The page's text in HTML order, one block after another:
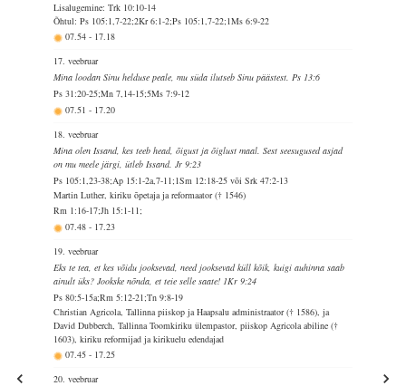
Lisalugemine: Trk 10:10-14
Õhtul: Ps 105:1,7-22;2Kr 6:1-2;Ps 105:1,7-22;1Ms 6:9-22
07.54- 17.18
17. veebruar
Mina loodan Sinu helduse peale, mu süda ilutseb Sinu päästest. Ps 13:6
Ps 31:20-25;Mn 7,14-15;5Ms 7:9-12
07.51- 17.20
18. veebruar
Mina olen Issand, kes teeb head, õigust ja õiglust maal. Sest seesugused asjad
on mu meele järgi, ütleb Issand. Jr 9:23
Ps 105:1,23-38;Ap 15:1-2a,7-11;1Sm 12:18-25 või Srk 47:2-13
Martin Luther, kiriku õpetaja ja reformaator († 1546)
Rm 1:16-17;Jh 15:1-11;
07.48- 17.23
19. veebruar
Eks te tea, et kes võidu jooksevad, need jooksevad küll kõik, kuigi auhinna saab
ainult üks? Jookske nõnda, et teie selle saate! 1Kr 9:24
Ps 80:5-15a;Rm 5:12-21;Tn 9:8-19
Christian Agricola, Tallinna piiskop ja Haapsalu administraator († 1586), ja
David Dubberch, Tallinna Toomkiriku ülempastor, piiskop Agricola abiline (†
1603), kiriku reformijad ja kirikuelu edendajad
07.45- 17.25
20. veebruar